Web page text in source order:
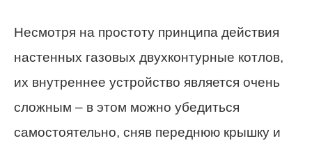
Несмотря на простоту принципа действия
настенных газовых двухконтурные котлов,
их внутреннее устройство является очень
сложным – в этом можно убедиться
самостоятельно, сняв переднюю крышку и